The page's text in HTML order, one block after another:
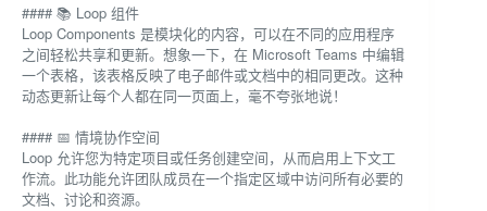
#### 📚 Loop 组件
Loop Components 是模块化的内容，可以在不同的应用程序
之间轻松共享和更新。想象一下，在 Microsoft Teams 中编辑
一个表格，该表格反映了电子邮件或文档中的相同更改。这种
动态更新让每个人都在同一页面上，毫不夸张地说！
#### 📅 情境协作空间
Loop 允许您为特定项目或任务创建空间，从而启用上下文工
作流。此功能允许团队成员在一个指定区域中访问所有必要的
文档、讨论和资源。